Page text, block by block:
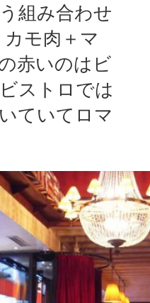
組み合わせ
モ肉＋マ
赤いのはビ
ストロでは
ていてロマ